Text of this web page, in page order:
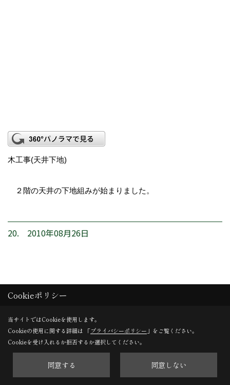
木工事(天井下地)
２階の天井の下地組みが始まりました。
20. 2010年08月26日
Cookieポリシー
当サイトではCookieを使用します。
Cookieの使用に関する詳細は 「プライバシーポリシー 」をご覧ください。
Cookieを受け入れるか拒否するか選択してください。
同意する 同意しない